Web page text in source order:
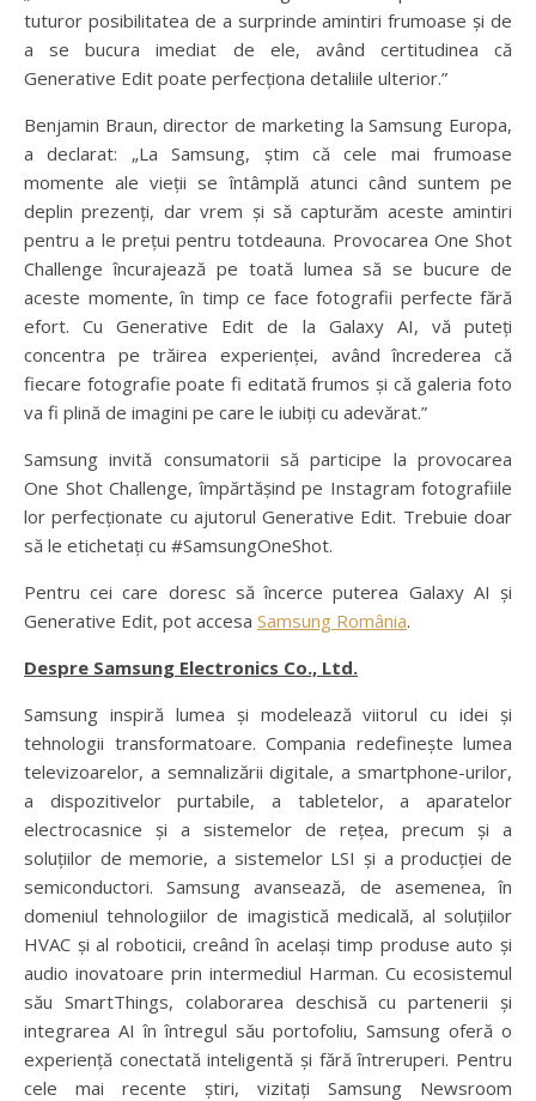
tuturor posibilitatea de a surprinde amintiri frumoase și de
a se bucura imediat de ele, având certitudinea că
Generative Edit poate perfecționa detaliile ulterior.”
Benjamin Braun, director de marketing la Samsung Europa,
a declarat: „La Samsung, știm că cele mai frumoase
momente ale vieții se întâmplă atunci când suntem pe
deplin prezenți, dar vrem și să capturăm aceste amintiri
pentru a le prețui pentru totdeauna. Provocarea One Shot
Challenge încurajează pe toată lumea să se bucure de
aceste momente, în timp ce face fotografii perfecte fără
efort. Cu Generative Edit de la Galaxy AI, vă puteți
concentra pe trăirea experienței, având încrederea că
fiecare fotografie poate fi editată frumos și că galeria foto
va fi plină de imagini pe care le iubiți cu adevărat.”
Samsung invită consumatorii să participe la provocarea
One Shot Challenge, împărtășind pe Instagram fotografiile
lor perfecționate cu ajutorul Generative Edit. Trebuie doar
să le etichetați cu #SamsungOneShot.
Pentru cei care doresc să încerce puterea Galaxy AI și
Generative Edit, pot accesa Samsung România.
Despre Samsung Electronics Co., Ltd.
Samsung inspiră lumea și modelează viitorul cu idei și
tehnologii transformatoare. Compania redefinește lumea
televizoarelor, a semnalizării digitale, a smartphone-urilor,
a dispozitivelor purtabile, a tabletelor, a aparatelor
electrocasnice și a sistemelor de rețea, precum și a
soluțiilor de memorie, a sistemelor LSI și a producției de
semiconductori. Samsung avansează, de asemenea, în
domeniul tehnologiilor de imagistică medicală, al soluțiilor
HVAC și al roboticii, creând în același timp produse auto și
audio inovatoare prin intermediul Harman. Cu ecosistemul
său SmartThings, colaborarea deschisă cu partenerii și
integrarea AI în întregul său portofoliu, Samsung oferă o
experiență conectată inteligentă și fără întreruperi. Pentru
cele mai recente știri, vizitați Samsung Newsroom